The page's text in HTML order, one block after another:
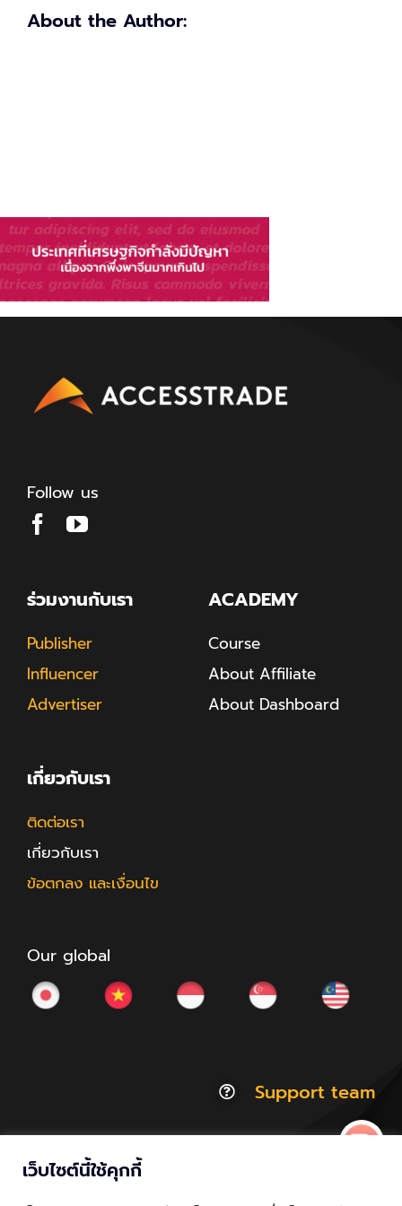
About the Author:
Follow us
ร่วมงานกับเรา
Publisher
Influencer
Advertiser
ACADEMY
Course
About Affiliate
About Dashboard
เกี่ยวกับเรา
ติดต่อเรา
เกี่ยวกับเรา
ข้อตกลง และเงื่อนไข
Our global
Support team
เว็บไซต์นี้ใช้คุกกี้